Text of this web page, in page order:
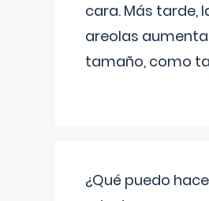
cara. Más tarde,
areolas
tamaño, como
¿Qué puedo